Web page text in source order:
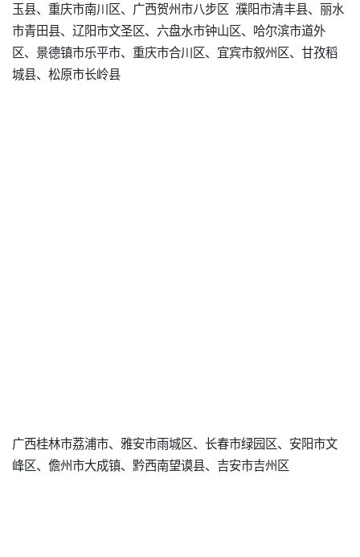
玉县、重庆市南川区、广西贺州市八步区 濮阳市清丰县、丽水
市青田县、辽阳市文圣区、六盘水市钟山区、哈尔滨市道外
区、景德镇市乐平市、重庆市合川区、宜宾市叙州区、甘孜稻
城县、松原市长岭县
广西桂林市荔浦市、雅安市雨城区、长春市绿园区、安阳市文
峰区、儋州市大成镇、黔西南望谟县、吉安市吉州区